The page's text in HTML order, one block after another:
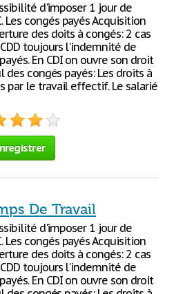
d'imposer 1 jour de
Les congés payés Acquisition
des doits à congés: 2 cas
toujours l'indemnité de
En CDI on ouvre son droit
des congés payés: Les droits à
par le travail effectif. Le salarié
De Travail
d'imposer 1 jour de
Les congés payés Acquisition
des doits à congés: 2 cas
toujours l'indemnité de
En CDI on ouvre son droit